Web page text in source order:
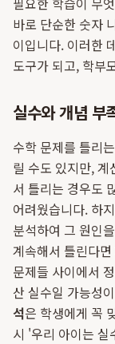
바로 단순한 숫자
이입니다. 이러한
도구가 되고, 학부
실수와 개념 부
수학 문제를 틀리
릴 수도 있지만,
서 틀리는 경우도
어려웠습니다. 하
분석하여 그 원인
계속해서 틀린다
문제들 사이에서
산 실수일 가능성
석은 학생에게 꼭
시 '우리 아이는 실